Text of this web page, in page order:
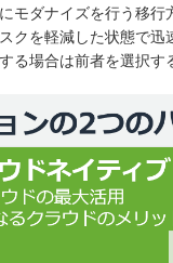
モダナイズを行う移
クを軽減した状態で
る場合は前者を選択す